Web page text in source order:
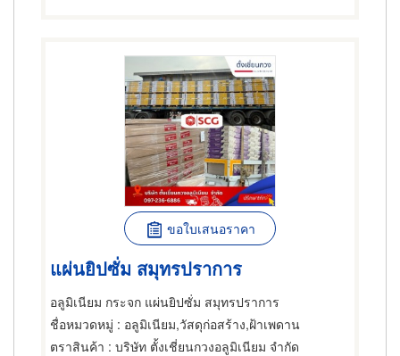
ขอใบเสนอราคา
แผ่นยิปซั่ม สมุทรปราการ
อลูมิเนียม กระจก แผ่นยิปซั่ม สมุทรปราการ
ชื่อหมวดหมู่ : อลูมิเนียม,วัสดุก่อสร้าง,ฝ้าเพดาน
ตราสินค้า : บริษัท ตั้งเชี่ยนกวงอลูมิเนียม จำกัด